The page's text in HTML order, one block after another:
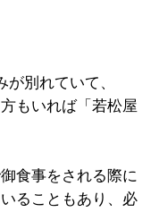
別れていて、
もいれば「若松屋
食事をされる際に
ることもあり、必